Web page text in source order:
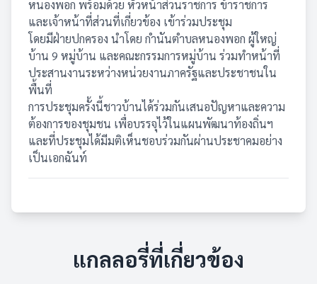
หนองพอก พร้อมด้วย หัวหน้าส่วนราชการ ข้าราชการ
และเจ้าหน้าที่ส่วนที่เกี่ยวข้อง เข้าร่วมประชุม
โดยมีฝ่ายปกครอง นำโดย กำนันตำบลหนองพอก ผู้ใหญ่
บ้าน 9 หมู่บ้าน และคณะกรรมการหมู่บ้าน ร่วมทำหน้าที่
ประสานงานระหว่างหน่วยงานภาครัฐและประชาชนใน
พื้นที่
การประชุมครั้งนี้ชาวบ้านได้ร่วมกันเสนอปัญหาและความ
ต้องการของชุมชน เพื่อบรรจุไว้ในแผนพัฒนาท้องถิ่นฯ
และที่ประชุมได้มีมติเห็นชอบร่วมกันผ่านประชาคมอย่าง
เป็นเอกฉันท์
แกลลอรี่ที่เกี่ยวข้อง